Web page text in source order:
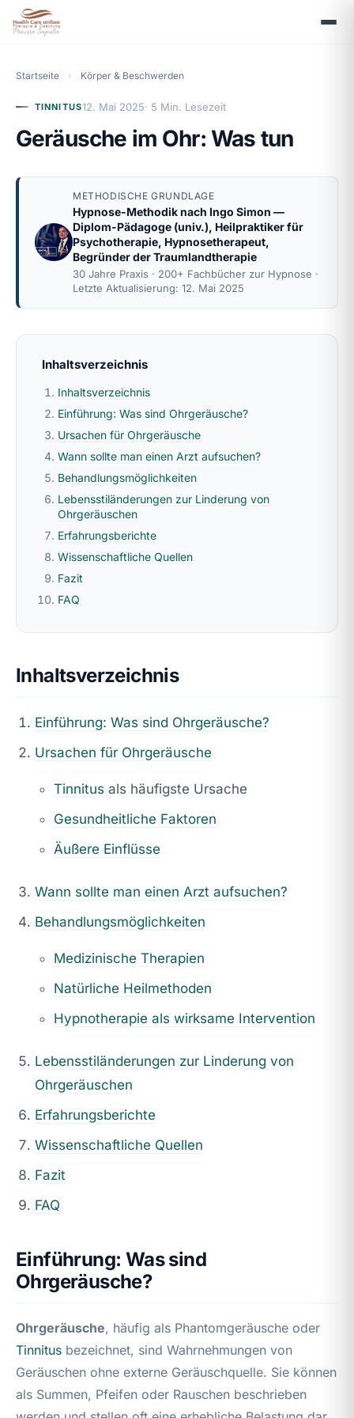
Startseite › Körper & Beschwerden
TINNITUS12. Mai 2025· 5 Min. Lesezeit
Geräusche im Ohr: Was tun
METHODISCHE GRUNDLAGE
Hypnose-Methodik nach Ingo Simon —
Diplom-Pädagoge (univ.), Heilpraktiker für
Psychotherapie, Hypnosetherapeut,
Begründer der Traumlandtherapie
30 Jahre Praxis · 200+ Fachbücher zur Hypnose ·
Letzte Aktualisierung: 12. Mai 2025
Inhaltsverzeichnis
Inhaltsverzeichnis
Einführung: Was sind Ohrgeräusche?
Ursachen für Ohrgeräusche
Wann sollte man einen Arzt aufsuchen?
Behandlungsmöglichkeiten
Lebensstiländerungen zur Linderung von
Ohrgeräuschen
Erfahrungsberichte
Wissenschaftliche Quellen
Fazit
FAQ
Inhaltsverzeichnis
Einführung: Was sind Ohrgeräusche?
Ursachen für Ohrgeräusche
Tinnitus als häufigste Ursache
Gesundheitliche Faktoren
Äußere Einflüsse
Wann sollte man einen Arzt aufsuchen?
Behandlungsmöglichkeiten
Medizinische Therapien
Natürliche Heilmethoden
Hypnotherapie als wirksame Intervention
Lebensstiländerungen zur Linderung von
Ohrgeräuschen
Erfahrungsberichte
Wissenschaftliche Quellen
Fazit
FAQ
Einführung: Was sind
Ohrgeräusche?
Ohrgeräusche, häufig als Phantomgeräusche oder
Tinnitus bezeichnet, sind Wahrnehmungen von
Geräuschen ohne externe Geräuschquelle. Sie können
als Summen, Pfeifen oder Rauschen beschrieben